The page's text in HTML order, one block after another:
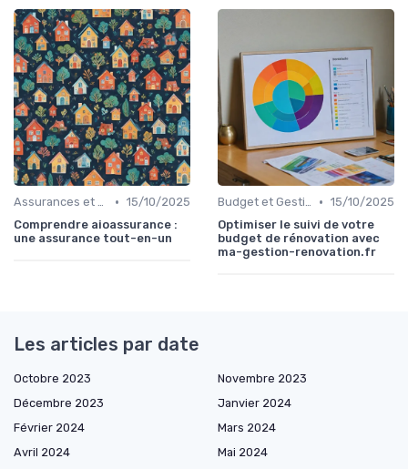
Assurances et Protections Financières • 15/10/2025
Comprendre aioassurance :
une assurance tout-en-un
Budget et Gestion des Finances Personnelles • 15/10/2025
Optimiser le suivi de votre
budget de rénovation avec
ma-gestion-renovation.fr
Les articles par date
Octobre 2023
Novembre 2023
Décembre 2023
Janvier 2024
Février 2024
Mars 2024
Avril 2024
Mai 2024